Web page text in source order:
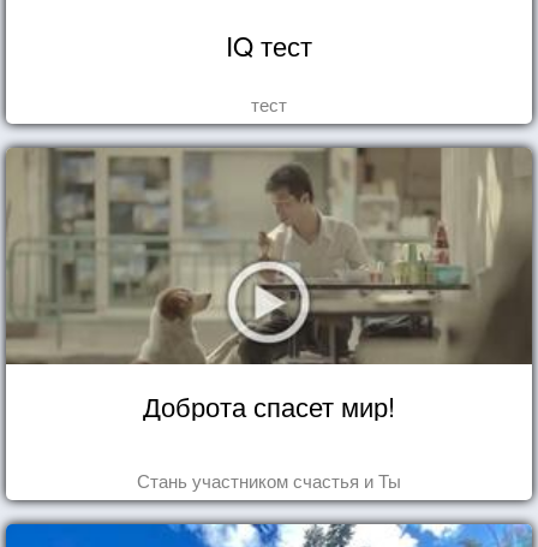
IQ тест
тест
Доброта спасет мир!
Стань участником счастья и Ты